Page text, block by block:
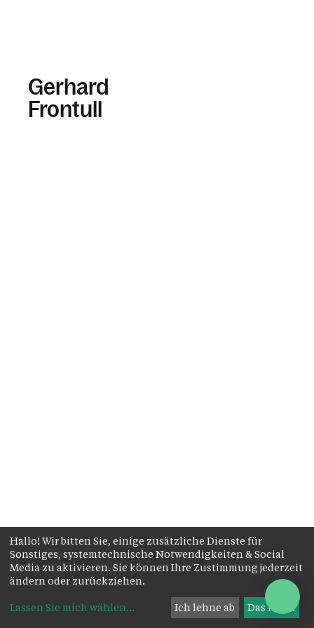
Gerhard
Frontull
Hallo! Wir bitten Sie, einige zusätzliche Dienste für
Sonstiges, systemtechnische Notwendigkeiten & Social
Media zu aktivieren. Sie können Ihre Zustimmung jederzeit
ändern oder zurückziehen.
Lassen Sie mich wählen... Ich lehne ab Das ist ok